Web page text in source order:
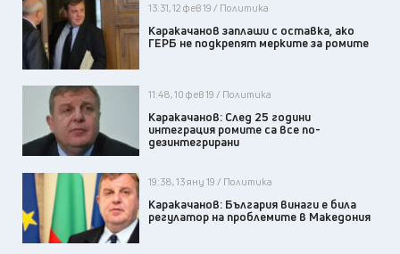
13:31, 12 фев 19 / Политика
Каракачанов заплаши с оставка, ако
ГЕРБ не подкрепят мерките за ромите
11:48, 10 фев 19 / Политика
Каракачанов: След 25 години
интеграция ромите са все по-
дезинтегрирани
19:38, 13 яну 19 / Политика
Каракачанов: България винаги е била
регулатор на проблемите в Македония